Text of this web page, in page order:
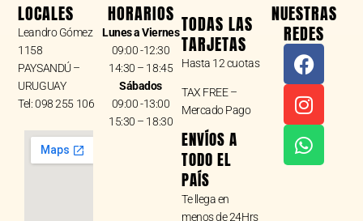
LOCALES
Leandro Gómez
1158
PAYSANDÚ –
URUGUAY
Tel: 098 255 106
HORARIOS
Lunes a Viernes
09:00 -12:30
14:30 – 18:45
Sábados
09:00 -13:00
15:30 – 18:30
TODAS LAS
TARJETAS
Hasta 12 cuotas
TAX FREE –
Mercado Pago
ENVÍOS A
TODO EL
PAÍS
Te llega en
menos de 24Hrs
NUESTRAS
REDES
F
a
c
e
b
o
I
n
s
t
a
g
W
h
a
t
s
a